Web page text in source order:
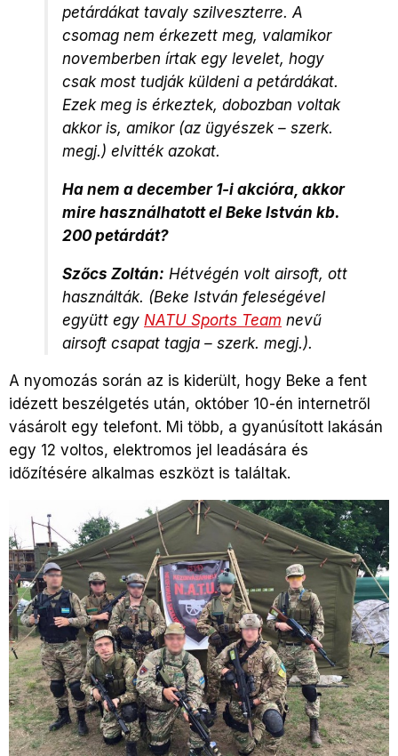
petárdákat tavaly szilveszterre. A
csomag nem érkezett meg, valamikor
novemberben írtak egy levelet, hogy
csak most tudják küldeni a petárdákat.
Ezek meg is érkeztek, dobozban voltak
akkor is, amikor (az ügyészek – szerk.
megj.) elvitték azokat.
Ha nem a december 1-i akcióra, akkor
mire használhatott el Beke István kb.
200 petárdát?
Szőcs Zoltán: Hétvégén volt airsoft, ott
használták. (Beke István feleségével
együtt egy NATU Sports Team nevű
airsoft csapat tagja – szerk. megj.).
A nyomozás során az is kiderült, hogy Beke a fent
idézett beszélgetés után, október 10-én internetről
vásárolt egy telefont. Mi több, a gyanúsított lakásán
egy 12 voltos, elektromos jel leadására és
időzítésére alkalmas eszközt is találtak.